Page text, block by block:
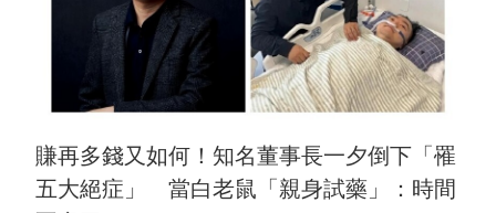
賺再多錢又如何！知名董事長一夕倒下「罹
五大絕症」 當白老鼠「親身試藥」：時間